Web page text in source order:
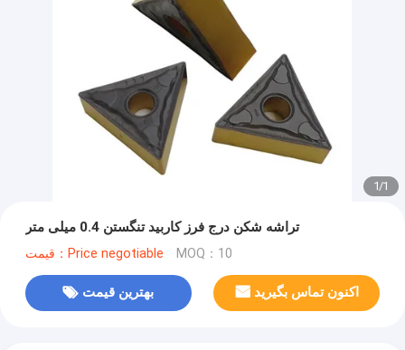
1/1
تراشه شکن درج فرز کاربید تنگستن 0.4 میلی متر
قیمت：Price negotiable MOQ：10
بهترین قیمت اکنون تماس بگیرید